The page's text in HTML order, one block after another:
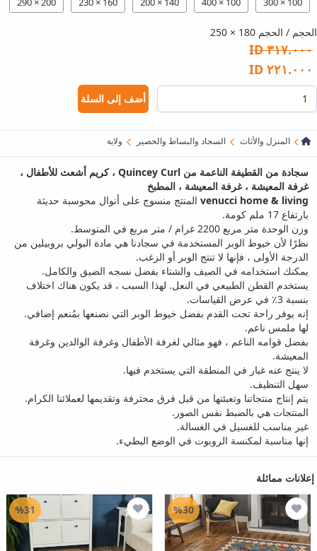
الحجم / الحجم 180 × 250
٣١٧.٠٠٠ ID
٢٢١.٠٠٠ ID
أضف إلى السلة
المنزل والأثاث السجاد والبساط والحصير ولاية
سجادة من القطيفة الناعمة من Quincey Curl ، كريم أشعث للأطفال ،
غرفة المعيشة ، غرفة المعيشة ، المطبخ
venucci home & living المنتج منسوج على أنوال محوسبة حديثة
بارتفاع 17 ملم كومة.
وزن الوحدة متر مربع 2200 غرام / متر مربع في المتوسط.
نظرًا لأن خيوط الوبر المستخدمة في سجادنا هي مادة البولي بروبيلين من
الدرجة الأولى ، فإنها لا تنتج الوبر أو الزغب.
يمكنك استخدامه في الصيف والشتاء بفضل نسجه الضيق والكامل.
يستخدم القطن الطبيعي في النعل. لهذا السبب ، قد يكون هناك اختلاف
بنسبة 3٪ في عرض القياسات.
إنه يوفر راحة تحت القدم بفضل خيوط الوبر التي نصنعها بمُنعم إضافي.
لها ملمس ناعم.
بفضل قوامه الناعم ، فهو مثالي لغرفة الأطفال وغرفة الوالدين وغرفة
المعيشة.
لا ينتج عنه غبار في المنطقة التي يستخدم فيها.
سهل التنظيف.
يتم إنتاج منتجاتنا وتعبئتها من قبل فرق محترفة وتقديمها لعملائنا الكرام.
المنتجات هي بالضبط نفس الصور.
غير مناسب للغسيل في الغسالة.
إنها مناسبة لمكنسة الروبوت في الوضع البطيء.
إعلانات مماثلة
%30
%31